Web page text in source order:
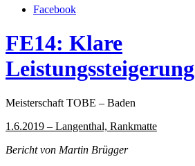
Facebook
FE14: Klare
Leistungssteigerung
Meisterschaft TOBE – Baden
1.6.2019 – Langenthal, Rankmatte
Bericht von Martin Brügger